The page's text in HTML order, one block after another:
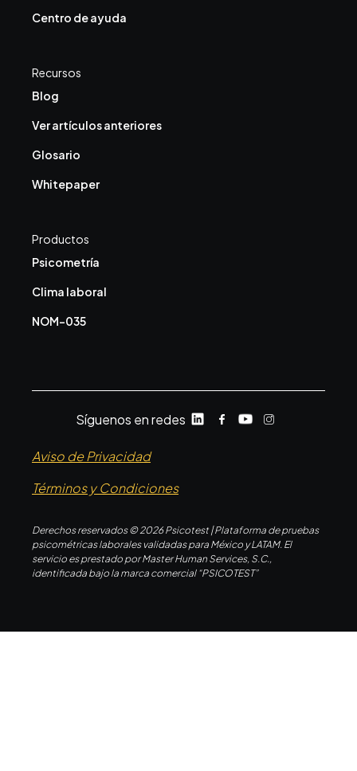
Centro de ayuda
Recursos
Blog
Ver artículos anteriores
Glosario
Whitepaper
Productos
Psicometría
Clima laboral
NOM-035
Síguenos en redes
Derechos reservados © 2026 Psicotest | Plataforma de pruebas
psicométricas laborales validadas para México y LATAM. El
servicio es prestado por Master Human Services, S.C.,
identificada bajo la marca comercial “PSICOTEST”
Aviso de Privacidad
Términos y Condiciones